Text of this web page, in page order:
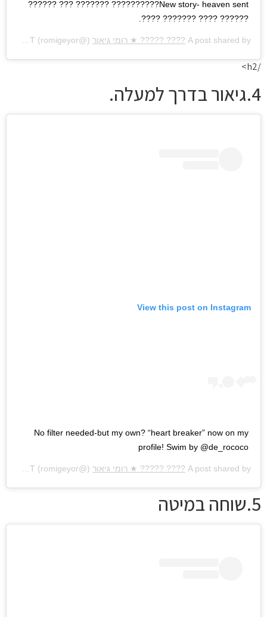
New story- heaven sent?????????? ??????? ??? ??????
?????? ???? ??????? ????.
A post shared by ???? ????? ★ רומי גיאור (@romigeyor) on
Aug 30, 2020 at 8:44am PDT
/h2>
4.גיאור בדרך למעלה.
View this post on Instagram
No filter needed-but my own? “heart breaker” now on my
profile! Swim by @de_rococo
A post shared by ???? ????? ★ רומי גיאור (@romigeyor) on
May 26, 2020 at 9:43am PDT
5.שוחה במיטה